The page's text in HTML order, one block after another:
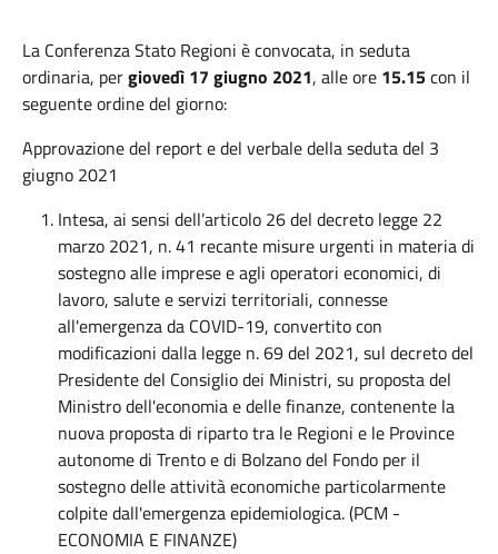
La Conferenza Stato Regioni è convocata, in seduta
ordinaria, pergiovedì 17 giugno 2021, alle ore 15.15con il
seguente ordine del giorno:
Approvazione del report e del verbale della seduta del 3
giugno 2021
Intesa, ai sensi dell’articolo 26 del decreto legge 22
marzo 2021, n. 41 recante misure urgenti in materia di
sostegno alle imprese e agli operatori economici, di
lavoro, salute e servizi territoriali, connesse
all'emergenza da COVID-19, convertito con
modificazioni dalla legge n. 69 del 2021, sul decreto del
Presidente del Consiglio dei Ministri, su proposta del
Ministro dell'economia e delle finanze, contenente la
nuova proposta di riparto tra le Regioni e le Province
autonome di Trento e di Bolzano del Fondo per il
sostegno delle attività economiche particolarmente
colpite dall'emergenza epidemiologica. (PCM -
ECONOMIA E FINANZE)